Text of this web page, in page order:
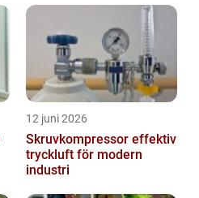
12 juni 2026
Skruvkompressor effektiv
tryckluft för modern
industri